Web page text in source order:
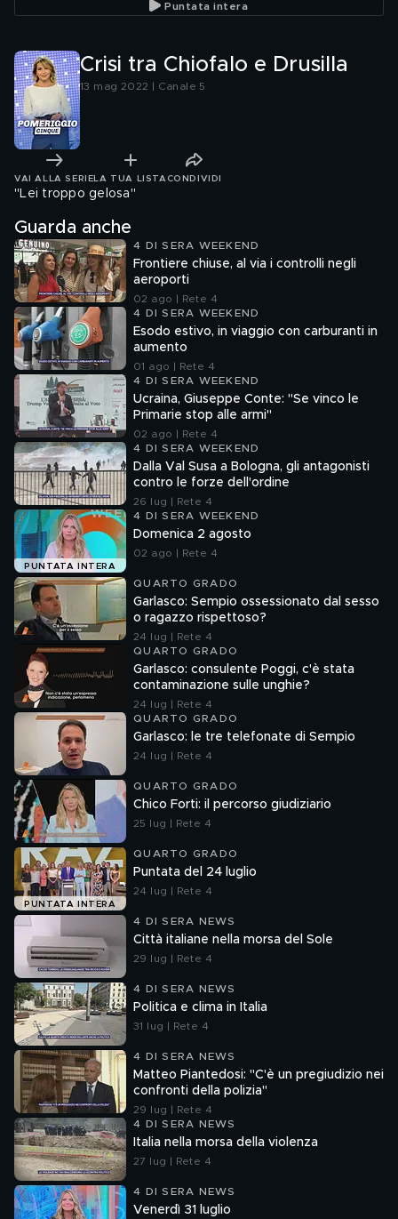
Puntata intera
Crisi tra Chiofalo e Drusilla
13 mag 2022 | Canale 5
VAI ALLA SERIE LA TUA LISTA CONDIVIDI
"Lei troppo gelosa"
Guarda anche
4 DI SERA WEEKEND
Frontiere chiuse, al via i controlli negli
aeroporti
02 ago | Rete 4
4 DI SERA WEEKEND
Esodo estivo, in viaggio con carburanti in
aumento
01 ago | Rete 4
4 DI SERA WEEKEND
Ucraina, Giuseppe Conte: "Se vinco le
Primarie stop alle armi"
02 ago | Rete 4
4 DI SERA WEEKEND
Dalla Val Susa a Bologna, gli antagonisti
contro le forze dell'ordine
26 lug | Rete 4
PUNTATA INTERA
4 DI SERA WEEKEND
Domenica 2 agosto
02 ago | Rete 4
QUARTO GRADO
Garlasco: Sempio ossessionato dal sesso
o ragazzo rispettoso?
24 lug | Rete 4
QUARTO GRADO
Garlasco: consulente Poggi, c'è stata
contaminazione sulle unghie?
24 lug | Rete 4
QUARTO GRADO
Garlasco: le tre telefonate di Sempio
24 lug | Rete 4
QUARTO GRADO
Chico Forti: il percorso giudiziario
25 lug | Rete 4
PUNTATA INTERA
QUARTO GRADO
Puntata del 24 luglio
24 lug | Rete 4
4 DI SERA NEWS
Città italiane nella morsa del Sole
29 lug | Rete 4
4 DI SERA NEWS
Politica e clima in Italia
31 lug | Rete 4
4 DI SERA NEWS
Matteo Piantedosi: "C'è un pregiudizio nei
confronti della polizia"
29 lug | Rete 4
4 DI SERA NEWS
Italia nella morsa della violenza
27 lug | Rete 4
4 DI SERA NEWS
Venerdì 31 luglio